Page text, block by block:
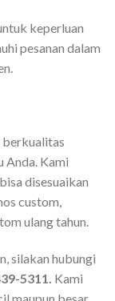
keperluan
pesanan dalam
berkualitas
Anda. Kami
disesuaikan
custom,
ulang tahun.
silakan hubungi
5311. Kami
maupun besar